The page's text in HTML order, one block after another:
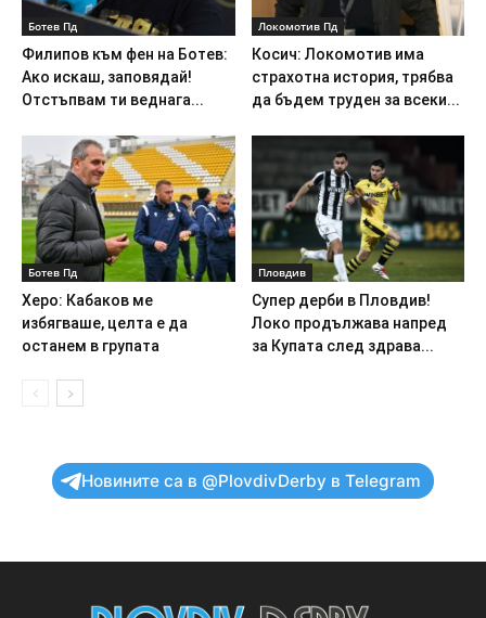
Ботев Пд
Филипов към фен на Ботев:
Ако искаш, заповядай!
Отстъпвам ти веднага...
Локомотив Пд
Косич: Локомотив има
страхотна история, трябва
да бъдем труден за всеки...
Ботев Пд
Херо: Кабаков ме
избягваше, целта е да
останем в групата
Пловдив
Супер дерби в Пловдив!
Локо продължава напред
за Купата след здрава...
Новините са в @PlovdivDerby в Telegram